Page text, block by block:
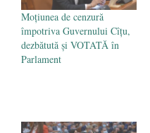
Moţiunea de cenzură
împotriva Guvernului Cîțu,
dezbătută şi VOTATĂ în
Parlament